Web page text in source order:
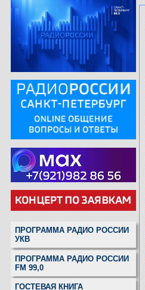
ПРОГРАММА РАДИО РОССИИ
УКВ
ПРОГРАММА РАДИО РОССИИ
FM 99,0
ГОСТЕВАЯ КНИГА